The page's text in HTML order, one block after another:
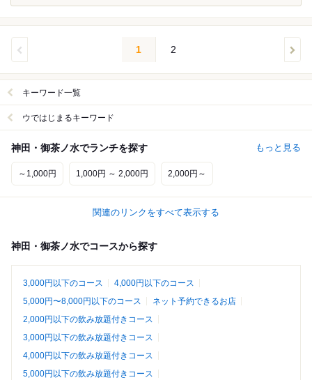
1 2
キーワード一覧
ウではじまるキーワード
神田・御茶ノ水でランチを探す もっと見る
～1,000円 1,000円 ～ 2,000円 2,000円～
関連のリンクをすべて表示する
神田・御茶ノ水でコースから探す
3,000円以下のコース
4,000円以下のコース
5,000円〜8,000円以下のコース
ネット予約できるお店
2,000円以下の飲み放題付きコース
3,000円以下の飲み放題付きコース
4,000円以下の飲み放題付きコース
5,000円以下の飲み放題付きコース